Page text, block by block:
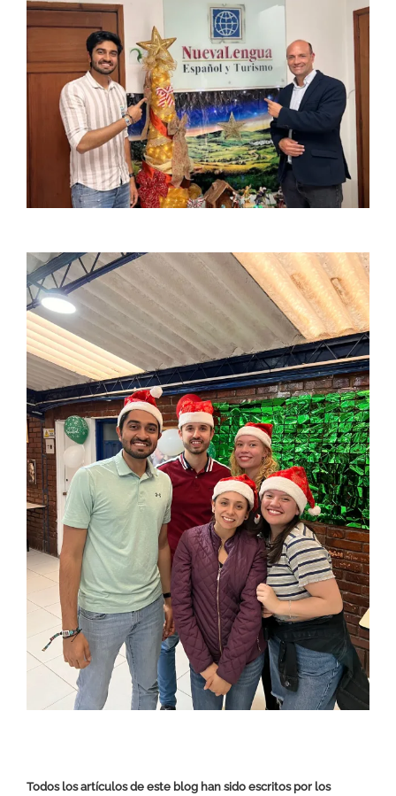
Todos los artículos de este blog han sido escritos por los